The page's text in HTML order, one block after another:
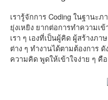
เรารู้จักการ Coding ในฐาน
ยุ่งเหยิง ยากต่อการทำความเ
เรา ๆ เองที่เป็นผู้คิด ผู้สร้างภ
ต่าง ๆ ทำงานได้ตามต้องการ
ความคิด พูดให้เข้าใจง่าย ๆ คือ